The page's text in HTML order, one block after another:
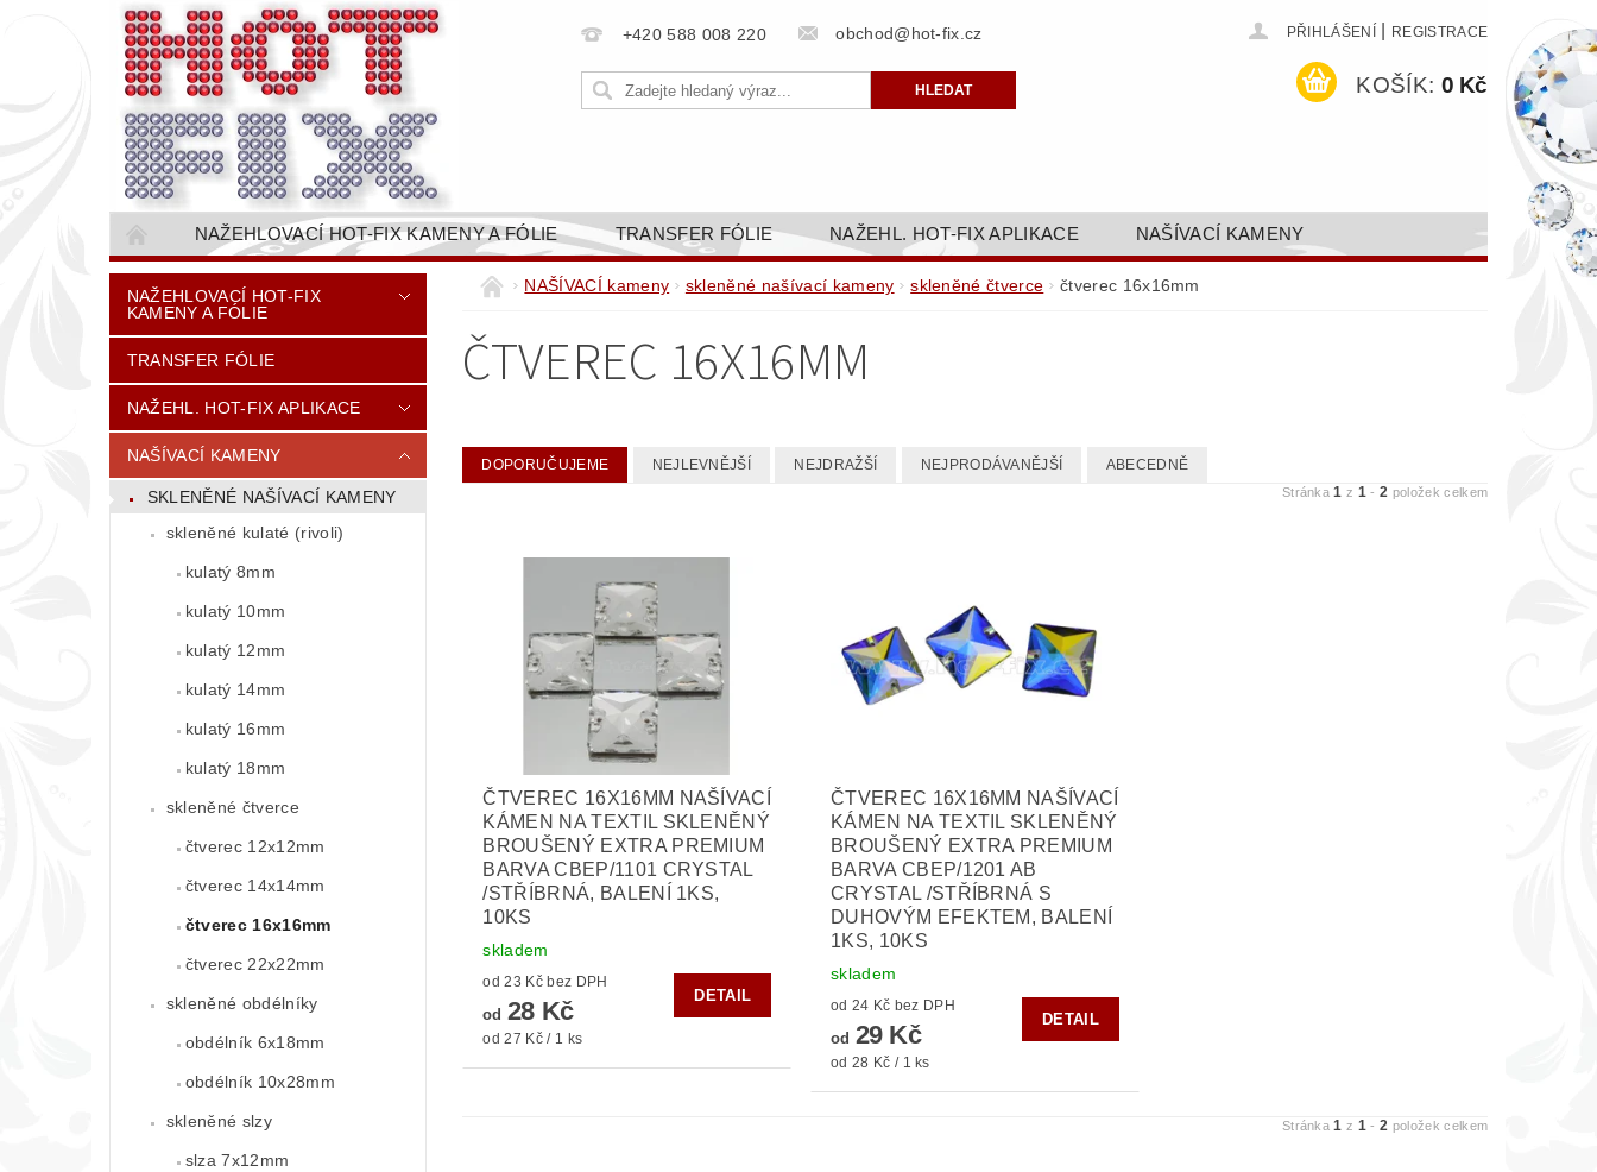
+420 588 008 220 obchod@hot-fix.cz PŘIHLÁŠENÍ REGISTRACE
KOŠÍK: 0 Kč
NAŽEHLOVACÍ HOT-FIX KAMENY A FÓLIE TRANSFER FÓLIE NAŽEHL. HOT-FIX APLIKACE NAŠÍVACÍ KAMENY
NAŠÍVACÍ KAMÍNKOVÉ ŘETĚZY / ŠTASOVÉ BORTY BAREVNICE PŘÍSLUŠENSTVÍ DOPRODEJ A SLEVY
VŠE PRO STROJNÍ VYŠÍVÁNÍ - VYSIVACI.CZ
BAREVNICE KAMENŮ OBCHODNÍ PODMÍNKY PRO E-SHOP HOT-FIX.CZ
CENÍK DOPRAVY (NÁKLADŮ EXPEDICE) PLATNÝ OD 14. 1.2025
NAŽEHLOVACÍ HOT-FIX
KAMENY A FÓLIE
TRANSFER FÓLIE
NAŽEHL. HOT-FIX APLIKACE
NAŠÍVACÍ KAMENY
SKLENĚNÉ NAŠÍVACÍ KAMENY
skleněné kulaté (rivoli)
kulatý 8mm
kulatý 10mm
kulatý 12mm
kulatý 14mm
kulatý 16mm
kulatý 18mm
skleněné čtverce
čtverec 12x12mm
čtverec 14x14mm
čtverec 16x16mm
čtverec 22x22mm
skleněné obdélníky
obdélník 6x18mm
obdélník 10x28mm
skleněné slzy
slza 7x12mm
NAŠÍVACÍ kameny skleněné našívací kameny skleněné čtverce čtverec 16x16mm
ČTVEREC 16X16MM
DOPORUČUJEME NEJLEVNĚJŠÍ NEJDRAŽŠÍ NEJPRODÁVANĚJŠÍ ABECEDNĚ
Stránka1 z 1 -2 položek celkem
ČTVEREC 16X16MM NAŠÍVACÍ
KÁMEN NA TEXTIL SKLENĚNÝ
BROUŠENÝ EXTRA PREMIUM
BARVA CBEP/1101 CRYSTAL
/STŘÍBRNÁ, BALENÍ 1KS,
10KS
skladem
od 23 Kč bez DPH
od 28 Kč
od 27 Kč / 1 ks
DETAIL
ČTVEREC 16X16MM NAŠÍVACÍ
KÁMEN NA TEXTIL SKLENĚNÝ
BROUŠENÝ EXTRA PREMIUM
BARVA CBEP/1201 AB
CRYSTAL /STŘÍBRNÁ S
DUHOVÝM EFEKTEM, BALENÍ
1KS, 10KS
skladem
od 24 Kč bez DPH
od 29 Kč
od 28 Kč / 1 ks
DETAIL
Stránka1 z 1 -2 položek celkem